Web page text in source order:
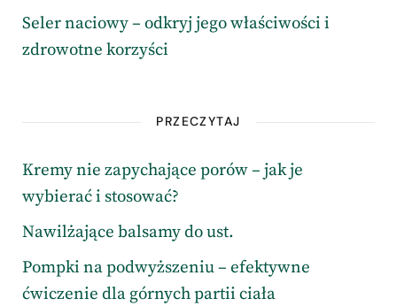
Seler naciowy – odkryj jego właściwości i
zdrowotne korzyści
PRZECZYTAJ
Kremy nie zapychające porów – jak je
wybierać i stosować?
Nawilżające balsamy do ust.
Pompki na podwyższeniu – efektywne
ćwiczenie dla górnych partii ciała